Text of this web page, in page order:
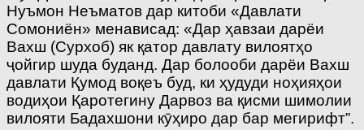
Нуъмон Неъматов дар китоби «Давлати
Сомониён» менависад: «Дар ҳавзаи дарёи
Вахш (Сурхоб) як қатор давлату вилоятҳо
ҷойгир шуда буданд. Дар болооби дарёи Вахш
давлати Қумод воқеъ буд, ки ҳудуди ноҳияҳои
водиҳои Қаротегину Дарвоз ва қисми шимолии
вилояти Бадахшони кӯҳиро дар бар мегирифт”.